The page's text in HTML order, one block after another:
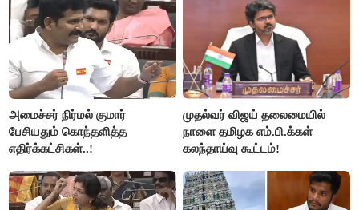
அமைச்சர் நிர்மல் குமார்
பேசியதும் கொந்தளித்த
எதிர்க்கட்சிகள்..!
முதல்வர் விஜய் தலைமையில்
நாளை தமிழக எம்.பி.க்கள்
கலந்தாய்வு கூட்டம்!